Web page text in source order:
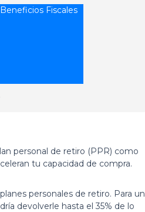
Fiscales
personal de retiro (PPR) como
tu capacidad de compra.
personales de retiro. Para un
devolverle hasta el 35% de lo